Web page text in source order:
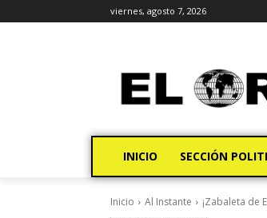
viernes, agosto 7, 2026
INICIO SECCIÓN
Inicio Al Instante ¡Zabaleta de